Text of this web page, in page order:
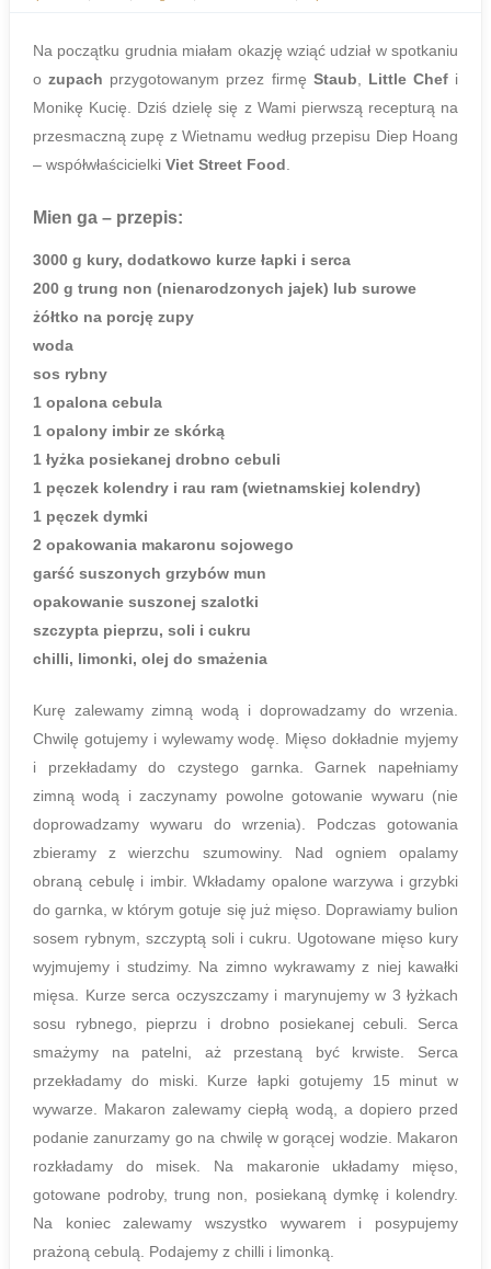
Na początku grudnia miałam okazję wziąć udział w spotkaniu
ozupach przygotowanym przez firmę Staub, Little Chefi
Monikę Kucię. Dziś dzielę się z Wami pierwszą recepturą na
przesmaczną zupę z Wietnamu według przepisu Diep Hoang
– współwłaścicielki Viet Street Food.
Mien ga – przepis:
3000 g kury, dodatkowo kurze łapki i serca
200 g trung non (nienarodzonych jajek) lub surowe
żółtko na porcję zupy
woda
sos rybny
1 opalona cebula
1 opalony imbir ze skórką
1 łyżka posiekanej drobno cebuli
1 pęczek kolendry i rau ram (wietnamskiej kolendry)
1 pęczek dymki
2 opakowania makaronu sojowego
garść suszonych grzybów mun
opakowanie suszonej szalotki
szczypta pieprzu, soli i cukru
chilli, limonki, olej do smażenia
Kurę zalewamy zimną wodą i doprowadzamy do wrzenia.
Chwilę gotujemy i wylewamy wodę. Mięso dokładnie myjemy
i przekładamy do czystego garnka. Garnek napełniamy
zimną wodą i zaczynamy powolne gotowanie wywaru (nie
doprowadzamy wywaru do wrzenia). Podczas gotowania
zbieramy z wierzchu szumowiny. Nad ogniem opalamy
obraną cebulę i imbir. Wkładamy opalone warzywa i grzybki
do garnka, w którym gotuje się już mięso. Doprawiamy bulion
sosem rybnym, szczyptą soli i cukru. Ugotowane mięso kury
wyjmujemy i studzimy. Na zimno wykrawamy z niej kawałki
mięsa. Kurze serca oczyszczamy i marynujemy w 3 łyżkach
sosu rybnego, pieprzu i drobno posiekanej cebuli. Serca
smażymy na patelni, aż przestaną być krwiste. Serca
przekładamy do miski. Kurze łapki gotujemy 15 minut w
wywarze. Makaron zalewamy ciepłą wodą, a dopiero przed
podanie zanurzamy go na chwilę w gorącej wodzie. Makaron
rozkładamy do misek. Na makaronie układamy mięso,
gotowane podroby, trung non, posiekaną dymkę i kolendry.
Na koniec zalewamy wszystko wywarem i posypujemy
prażoną cebulą. Podajemy z chilli i limonką.